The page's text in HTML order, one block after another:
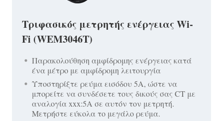
Τριφασικός μετρητής ενέργειας Wi-
Fi (WEM3046T)
Παρακολούθηση αμφίδρομης ενέργειας κατά
ένα μέτρο με αμφίδρομη λειτουργία
Υποστηρίξτε ρεύμα εισόδου 5A, ώστε να
μπορείτε να συνδέσετε τους δικούς σας CT με
αναλογία xxx:5A σε αυτόν τον μετρητή.
Μετρήστε εύκολα το μεγάλο ρεύμα.